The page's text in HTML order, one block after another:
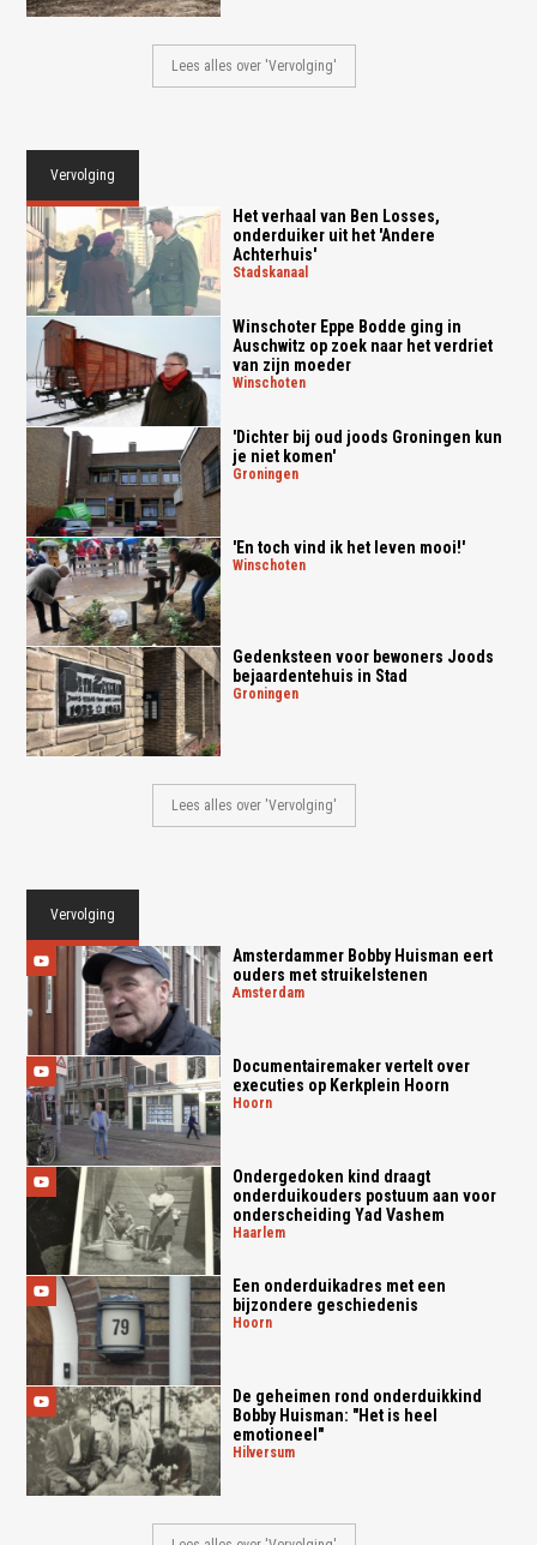
Lees alles over 'Vervolging'
Vervolging
Het verhaal van Ben Losses,
onderduiker uit het 'Andere
Achterhuis'
stadskanaal
Winschoter Eppe Bodde ging in
Auschwitz op zoek naar het verdriet
van zijn moeder
winschoten
'Dichter bij oud joods Groningen kun
je niet komen'
groningen
'En toch vind ik het leven mooi!'
winschoten
Gedenksteen voor bewoners Joods
bejaardentehuis in Stad
groningen
Lees alles over 'Vervolging'
Vervolging
Amsterdammer Bobby Huisman eert
ouders met struikelstenen
amsterdam
Documentairemaker vertelt over
executies op Kerkplein Hoorn
hoorn
Ondergedoken kind draagt
onderduikouders postuum aan voor
onderscheiding Yad Vashem
haarlem
Een onderduikadres met een
bijzondere geschiedenis
hoorn
De geheimen rond onderduikkind
Bobby Huisman: "Het is heel
emotioneel"
hilversum